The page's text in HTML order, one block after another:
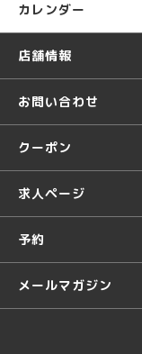
カレンダー
店舗情報
お問い合わせ
クーポン
求人ページ
予約
メールマガジン